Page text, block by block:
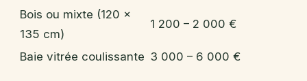
Bois ou mixte (120 x
135 cm)
1 200 – 2 000 €
Baie vitrée coulissante 3 000 – 6 000 €